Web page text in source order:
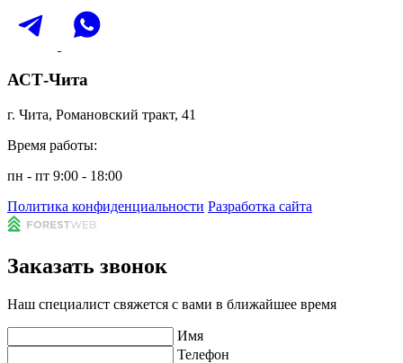
АСТ-Чита
г. Чита, Романовский тракт, 41
Время работы:
пн - пт 9:00 - 18:00
Политика конфиденциальности Разработка сайта
Заказать звонок
Наш специалист свяжется с вами в ближайшее время
Имя
Телефон